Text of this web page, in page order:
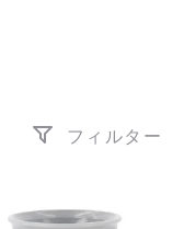
フィルター